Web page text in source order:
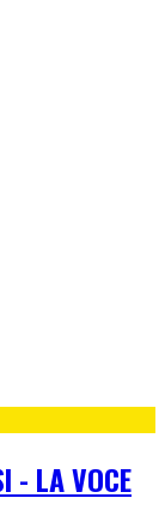
- LA VOCE